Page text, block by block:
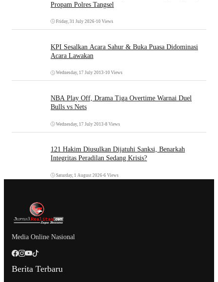
Propam Polres Tangsel
Friday, 31 July 2026•10 Views
KPI Sesalkan Acara Sahur & Buka Puasa Didominasi
Acara Lawakan
Wednesday, 17 July 2013 •10 Views
NBA Play Off, Drama Tiga Overtime Warnai Duel
Bulls vs Nets
Wednesday, 17 July 2013 •8 Views
121 Hakim Diusulkan Dijatuhi Sanksi, Benarkah
Integritas Peradilan Sedang Krisis?
Saturday, 1 August 2026•6 Views
Media Online Nasional
Berita Terbaru